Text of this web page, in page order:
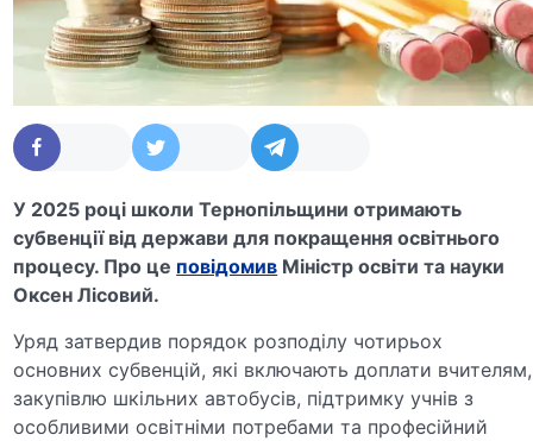
У 2025 році школи Тернопільщини отримають
субвенції від держави для покращення освітнього
процесу. Про це повідомив Міністр освіти та науки
Оксен Лісовий.
Уряд затвердив порядок розподілу чотирьох
основних субвенцій, які включають доплати вчителям,
закупівлю шкільних автобусів, підтримку учнів з
особливими освітніми потребами та професійний